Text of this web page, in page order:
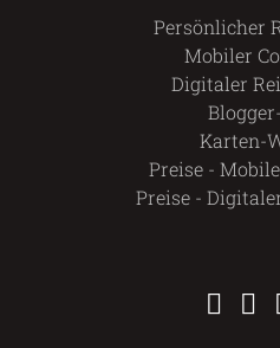
Persönlicher
Mobiler
Digitaler
Karten-
Preise -
Preise -